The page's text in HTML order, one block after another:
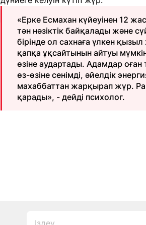
«Ерке Есмахан күйеуінен 12
тән нәзіктік байқалады және
бірінде ол сахнаға үлкен
қапқа ұқсайтынын айтуы
өзіне аудартады. Адамдар
өз-өзіне сенімді, әйелдік
махаббаттан жарқырап жүр.
қарады», - дейді психолог.